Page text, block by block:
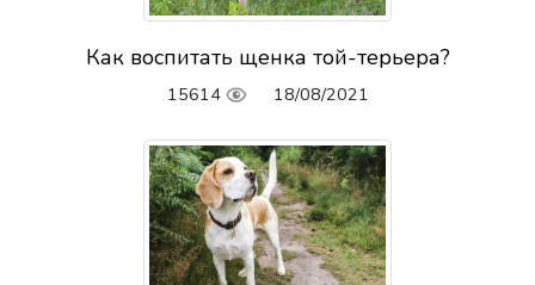
Как воспитать щенка той-терьера?
15614 18/08/2021